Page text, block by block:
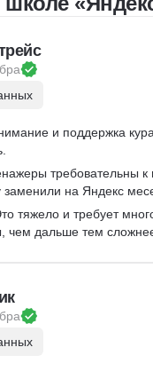
и поддержка
требовательны к
заменили на Яндекс
тяжело и требует
чем дальше тем